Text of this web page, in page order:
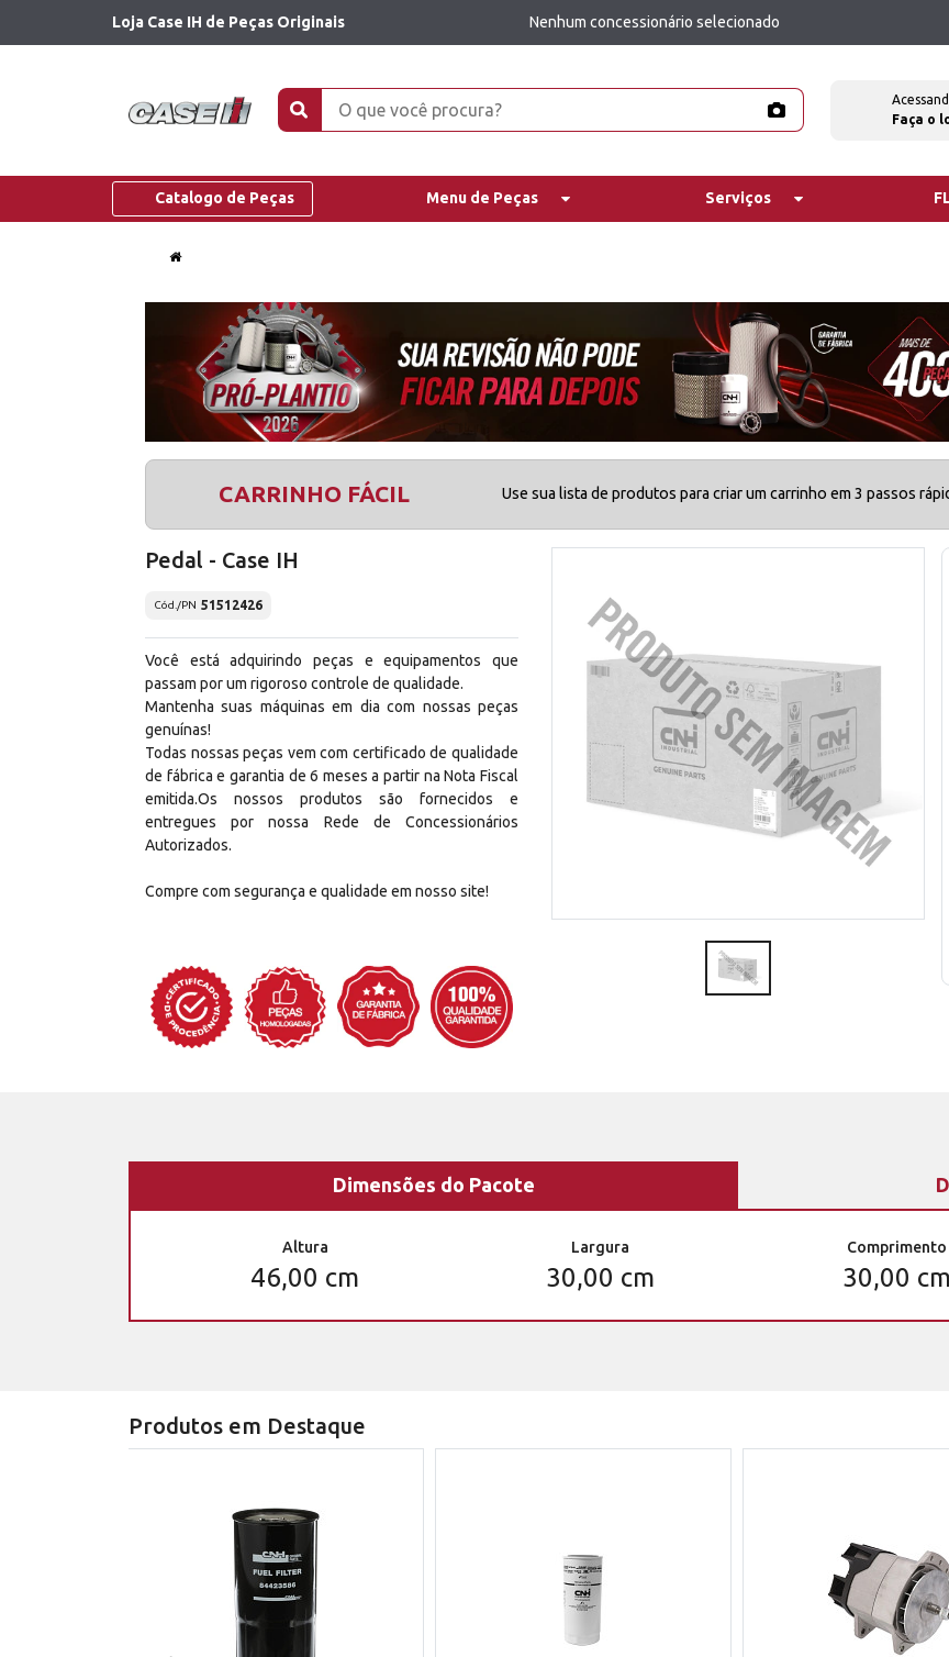
Loja Case IH de Peças Originais Nenhum concessionário selecionado
Faça o
Catalogo de Peças Menu de Peças Serviços
CARRINHO FÁCIL Use sua lista de produtos para criar um carrinho em 3 passos
Pedal - Case IH
Cód./PN 51512426
Você está adquirindo peças e equipamentos que
passam por um rigoroso controle de qualidade.
Mantenha suas máquinas em dia com nossas peças
genuínas!
Todas nossas peças vem com certificado de qualidade
de fábrica e garantia de 6 meses a partir na Nota Fiscal
emitida.Os nossos produtos são fornecidos e
entregues por nossa Rede de Concessionários
Autorizados.
Compre com segurança e qualidade em nosso site!
Dimensões do Pacote
Altura
46,00 cm
Largura
30,00 cm
Comprimento
30,00 cm
Produtos em Destaque